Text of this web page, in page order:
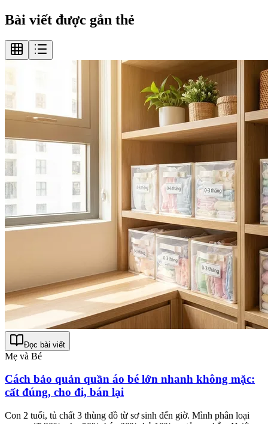
Bài viết được gắn thẻ
Đọc bài viết
Mẹ và Bé
Cách bảo quản quần áo bé lớn nhanh không mặc:
cất đúng, cho đi, bán lại
Con 2 tuổi, tủ chất 3 thùng đồ từ sơ sinh đến giờ. Mình phân loại